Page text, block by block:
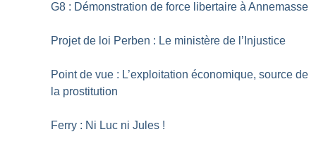
G8 : Démonstration de force libertaire à Annemasse
Projet de loi Perben : Le ministère de l’Injustice
Point de vue : L’exploitation économique, source de
la prostitution
Ferry : Ni Luc ni Jules !